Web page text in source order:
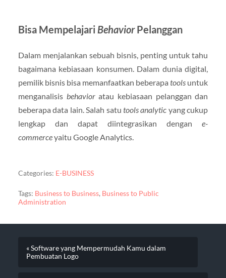
Bisa Mempelajari BehaviorPelanggan
Dalam menjalankan sebuah bisnis, penting untuk tahu
bagaimana kebiasaan konsumen. Dalam dunia digital,
pemilik bisnis bisa memanfaatkan beberapatools untuk
menganalisis behavioratau kebiasaan pelanggan dan
beberapa data lain. Salah satu tools analytic yang cukup
lengkap dan dapat diintegrasikan dengane-
commerceyaitu Google Analytics.
Categories: E-BUSINESS
Tags: Business to Business, Business to Public
Administration
« Software yang Mempermudah Kamu dalam
Pembuatan Logo